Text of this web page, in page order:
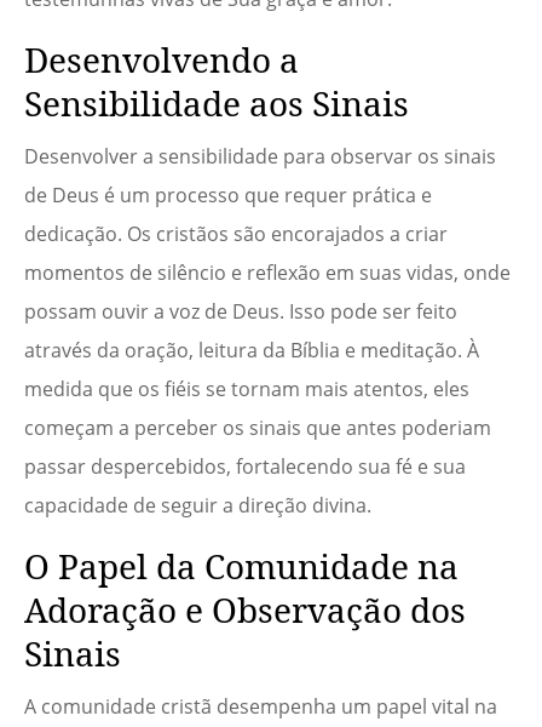
Desenvolvendo a
Sensibilidade aos Sinais
Desenvolver a sensibilidade para observar os sinais
de Deus é um processo que requer prática e
dedicação. Os cristãos são encorajados a criar
momentos de silêncio e reflexão em suas vidas, onde
possam ouvir a voz de Deus. Isso pode ser feito
através da oração, leitura da Bíblia e meditação. À
medida que os fiéis se tornam mais atentos, eles
começam a perceber os sinais que antes poderiam
passar despercebidos, fortalecendo sua fé e sua
capacidade de seguir a direção divina.
O Papel da Comunidade na
Adoração e Observação dos
Sinais
A comunidade cristã desempenha um papel vital na